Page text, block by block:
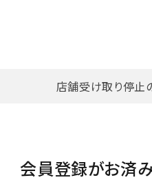
店舗受け取り停止
会員登録がお済